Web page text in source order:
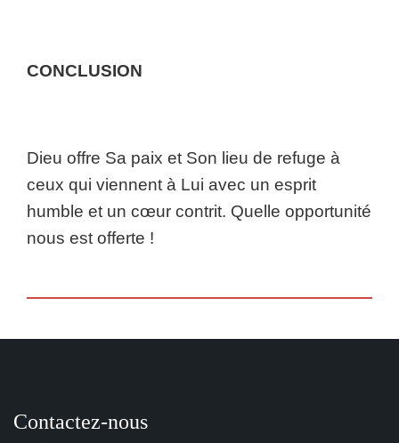
CONCLUSION
Dieu offre Sa paix et Son lieu de refuge à
ceux qui viennent à Lui avec un esprit
humble et un cœur contrit. Quelle opportunité
nous est offerte !
Contactez-nous